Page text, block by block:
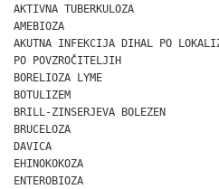
AKTIVNA TUBERKULOZA
AMEBIOZA
AKUTNA INFEKCIJA DIHAL PO
PO POVZROČITELJIH
BORELIOZA LYME
BOTULIZEM
BRILL-ZINSERJEVA BOLEZEN
BRUCELOZA
DAVICA
EHINOKOKOZA
ENTEROBIOZA